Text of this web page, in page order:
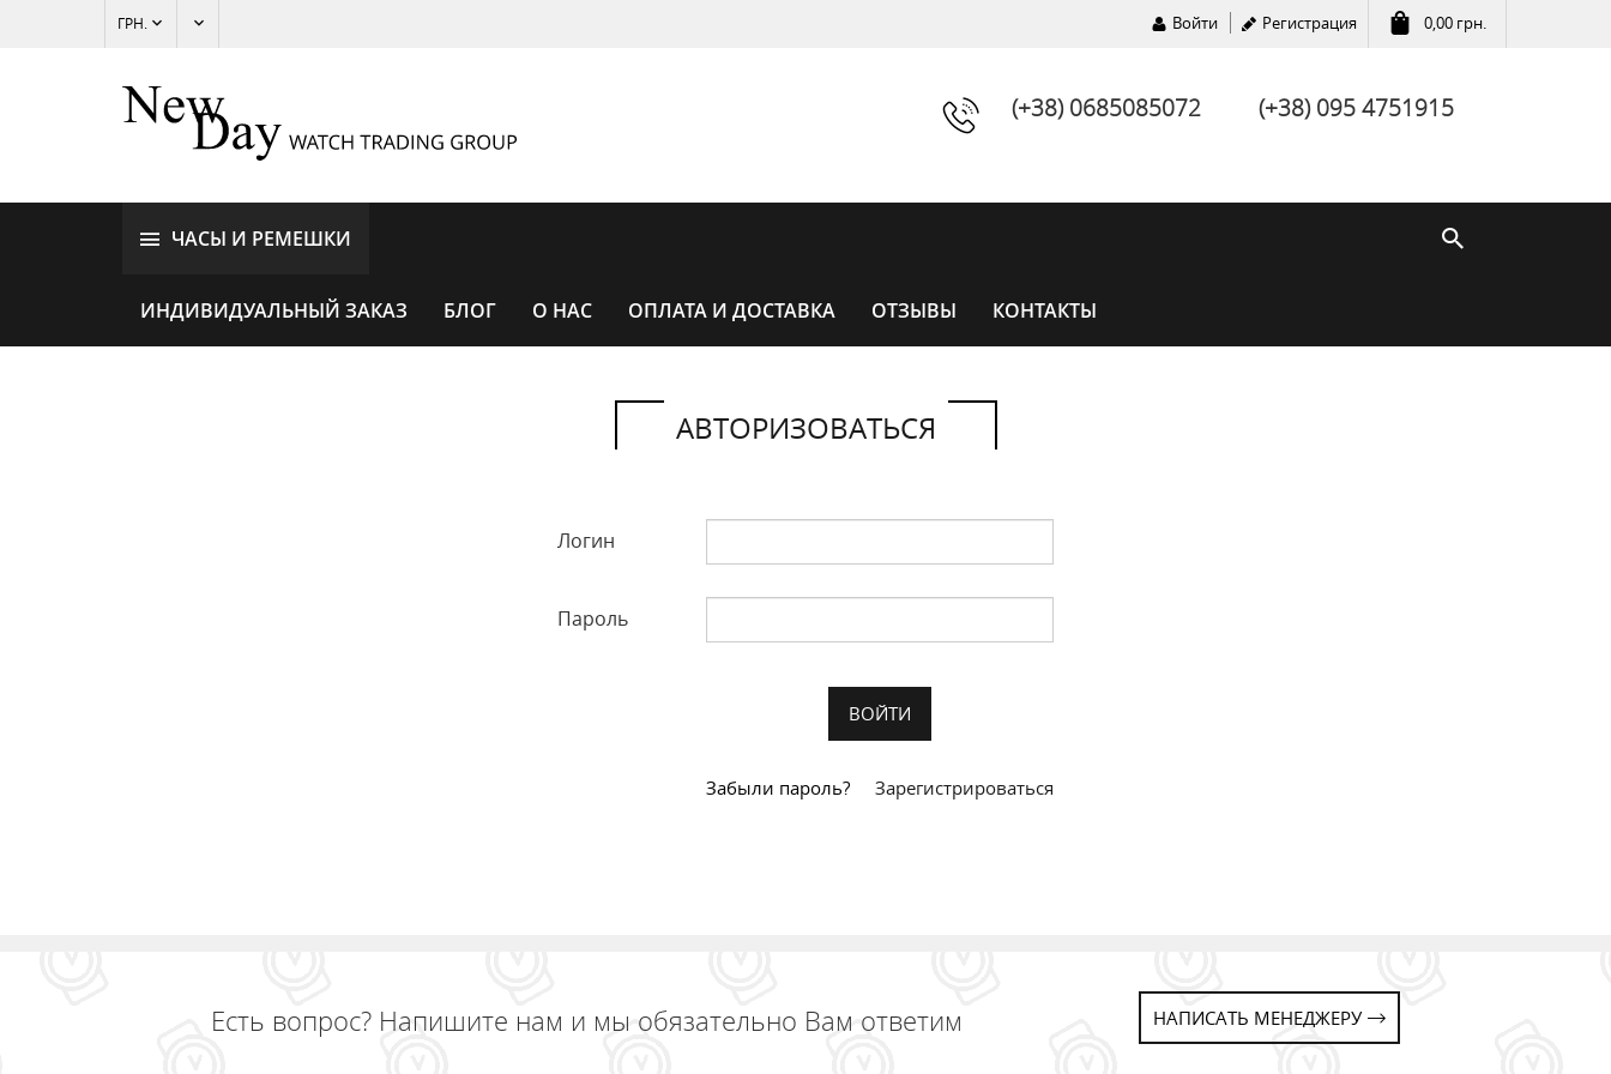
ГРН. Войти Регистрация 0,00 грн.
(+38) 0685085072 (+38) 095 4751915
ЧАСЫ И РЕМЕШКИ
ИНДИВИДУАЛЬНЫЙ ЗАКАЗ БЛОГ О НАС ОПЛАТА И ДОСТАВКА ОТЗЫВЫ КОНТАКТЫ
ЧАСЫ ЖЕНСКИЕ
ДЕТСКИЕ
УНИСЕКС
АВТОРИЗОВАТЬСЯ
Логин
Пароль
Забыли пароль? Зарегистрироваться
Есть вопрос? Напишите нам и мы обязательно Вам ответим НАПИСАТЬ МЕНЕДЖЕРУ